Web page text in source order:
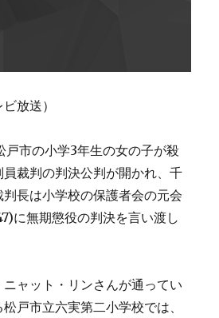
放送）
市の小学3年生の女の子が殺
裁判の判決公判が開かれ、千
長は小学校の保護者会の元会
に無期懲役の判決を言い渡し
ャット・リンさんが通ってい
戸市立六実第二小学校では、